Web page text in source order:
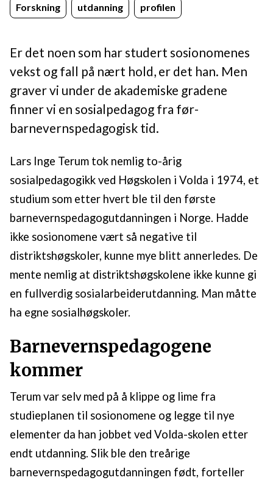
Forskning utdanning profilen
Er det noen som har studert sosionomenes
vekst og fall på nært hold, er det han. Men
graver vi under de akademiske gradene
finner vi en sosialpedagog fra før-
barnevernspedagogisk tid.
Lars Inge Terum tok nemlig to-årig
sosialpedagogikk ved Høgskolen i Volda i 1974, et
studium som etter hvert ble til den første
barnevernspedagogutdanningen i Norge. Hadde
ikke sosionomene vært så negative til
distriktshøgskoler, kunne mye blitt annerledes. De
mente nemlig at distriktshøgskolene ikke kunne gi
en fullverdig sosialarbeiderutdanning. Man måtte
ha egne sosialhøgskoler.
Barnevernspedagogene
kommer
Terum var selv med på å klippe og lime fra
studieplanen til sosionomene og legge til nye
elementer da han jobbet ved Volda-skolen etter
endt utdanning. Slik ble den treårige
barnevernspedagogutdanningen født, forteller